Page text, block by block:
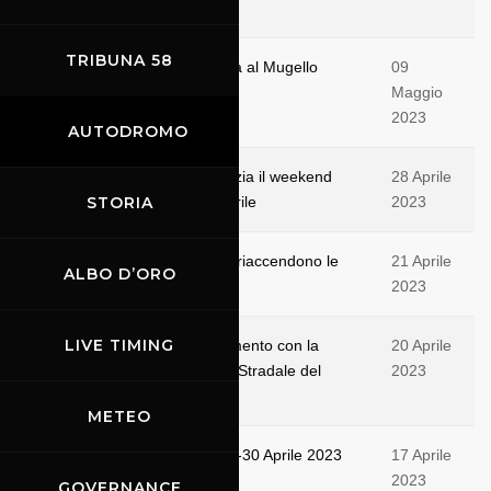
TRIBUNA 58
AUTODROMO
STORIA
ALBO D’ORO
LIVE TIMING
METEO
Il Campionato Italiano Velocità al Mugello
09
Maggio
2023
Mugello Racing Weekend, inizia il weekend
PNK Motorsport del 29-30 Aprile
28 Aprile
2023
Mugello Racing Weekend: Si riaccendono le
21 Aprile
2023
Domenica 30 aprile appuntamento con la
Rievocazione storica Circuito Stradale del
20 Aprile
2023
Mugello Racing Weekend, 28-30 Aprile 2023
17 Aprile
2023